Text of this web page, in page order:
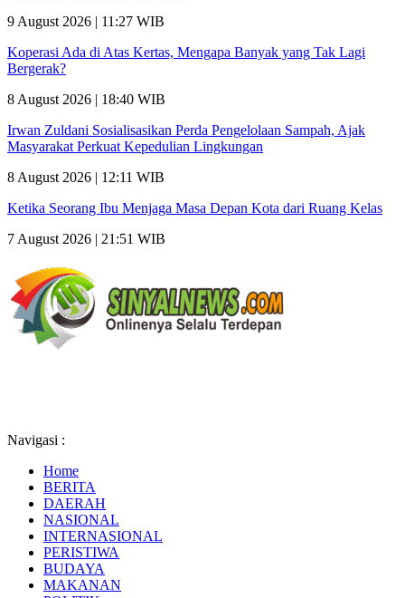
9 August 2026 | 11:27 WIB
Koperasi Ada di Atas Kertas, Mengapa Banyak yang Tak Lagi
Bergerak?
8 August 2026 | 18:40 WIB
Irwan Zuldani Sosialisasikan Perda Pengelolaan Sampah, Ajak
Masyarakat Perkuat Kepedulian Lingkungan
8 August 2026 | 12:11 WIB
Ketika Seorang Ibu Menjaga Masa Depan Kota dari Ruang Kelas
7 August 2026 | 21:51 WIB
Navigasi :
Home
BERITA
DAERAH
NASIONAL
INTERNASIONAL
PERISTIWA
BUDAYA
MAKANAN